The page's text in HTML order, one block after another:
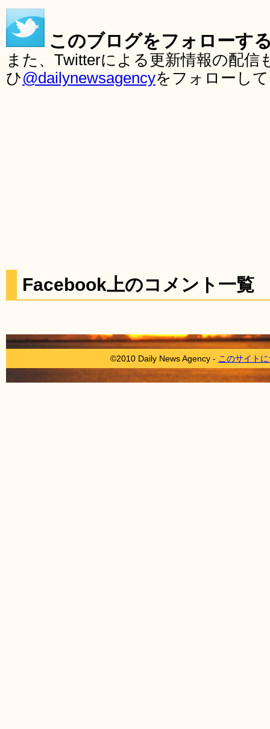
このブログをフォローす
また、Twitterによる更新情報の配
ひ@dailynewsagencyをフォローし
Facebook上のコメント一覧
©2010 Daily News Agency - このサイト